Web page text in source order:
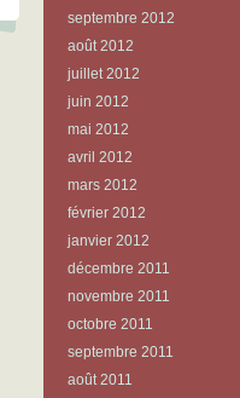
septembre 2012
août 2012
juillet 2012
juin 2012
mai 2012
avril 2012
mars 2012
février 2012
janvier 2012
décembre 2011
novembre 2011
octobre 2011
septembre 2011
août 2011